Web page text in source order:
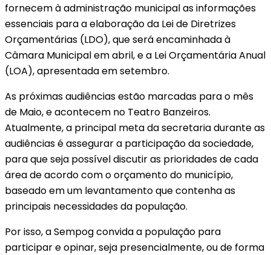
fornecem à administração municipal as informações
essenciais para a elaboração da Lei de Diretrizes
Orçamentárias (LDO), que será encaminhada à
Câmara Municipal em abril, e a Lei Orçamentária Anual
(LOA), apresentada em setembro.
As próximas audiências estão marcadas para o mês
de Maio, e acontecem no Teatro Banzeiros.
Atualmente, a principal meta da secretaria durante as
audiências é assegurar a participação da sociedade,
para que seja possível discutir as prioridades de cada
área de acordo com o orçamento do município,
baseado em um levantamento que contenha as
principais necessidades da população.
Por isso, a Sempog convida a população para
participar e opinar, seja presencialmente, ou de forma